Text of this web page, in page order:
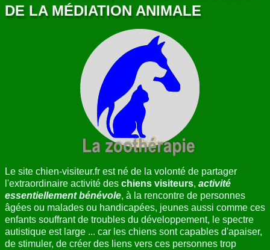
ANNUAIRE
DE LA MÉDIATION ANIMALE
Le site chien-visiteur.fr est né de la volonté de partager
l'extraordinaire activité des chiens visiteurs, activité
essentiellement bénévole, à la rencontre de personnes
âgées ou malades ou handicapées, jeunes aussi comme ces
enfants souffrant de troubles du développement, le spectre
autistique est large ... car les chiens sont capables d'apaiser,
de stimuler, de créer des liens vers ces personnes trop